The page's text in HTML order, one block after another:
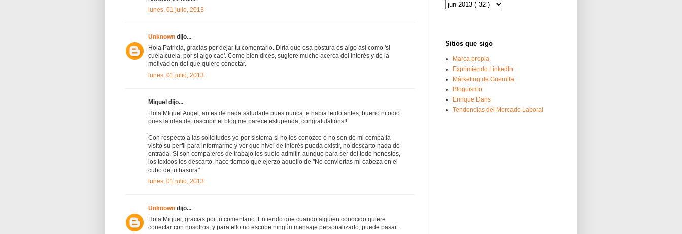
lunes, 01 julio, 2013
Unknown dijo...
Hola Patricia, gracias por dejar tu comentario. Diría que esa postura es algo así como 'si
cuela cuela, por si algo cae'. Como bien dices, sugiere mucho acerca del interés y de la
motivación del que quiere conectar.
lunes, 01 julio, 2013
Miguel dijo...
Hola MIguel Angel, antes de nada saludarte pues nunca te habia leido antes, bueno ni odio
pues la idea de trascribir el blog me parece estupenda, congratulations!!
Con respecto a las solicitudes yo por sistema si no los conozco o no son de mi compa;ia
visito su perfil para informarme y ver que nivel de interés pueda existir, no descarto nada de
entrada. Si son compa;eros de trabajo los suelo admitir, aunque para ser del todo honestos,
los toxicos los descarto. hace tiempo que ejerzo aquello de "No conviertas mi cabeza en el
cubo de tu basura"
lunes, 01 julio, 2013
Unknown dijo...
Hola Miguel, gracias por tu comentario. Entiendo que cuando alguien conocido quiere
conectar con nosotros, y para ello no escribe ningún mensaje personalizado, puede pasar...
Sitios que sigo
Marca propia
Exprimiendo LinkedIn
Márketing de Guerrilla
Bloguismo
Enrique Dans
Tendencias del Mercado Laboral